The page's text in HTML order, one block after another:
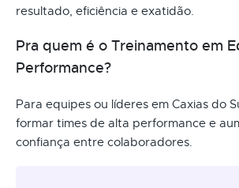
resultado, eficiência e exatidão.
Pra quem é o Treinamento em
Performance?
Para equipes ou líderes em Caxias do
formar times de alta performance e
confiança entre colaboradores.